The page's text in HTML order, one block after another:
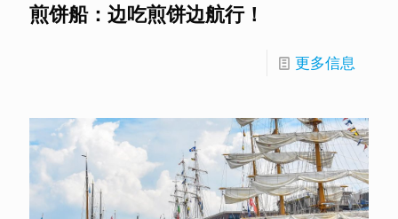
煎饼船：边吃煎饼边航行！
更多信息